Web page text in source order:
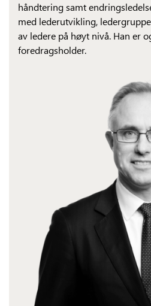
håndtering samt
med lederutvikling,
av ledere på høyt nivå. Han er
foredragsholder.